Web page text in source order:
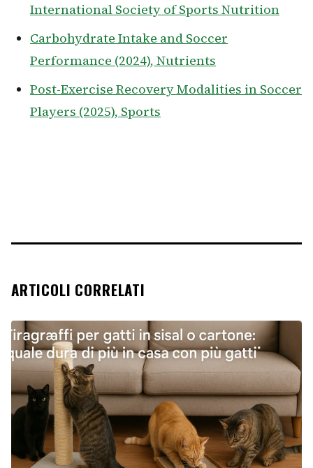
International Society of Sports Nutrition
Carbohydrate Intake and Soccer
Performance (2024), Nutrients
Post-Exercise Recovery Modalities in Soccer
Players (2025), Sports
ARTICOLI CORRELATI